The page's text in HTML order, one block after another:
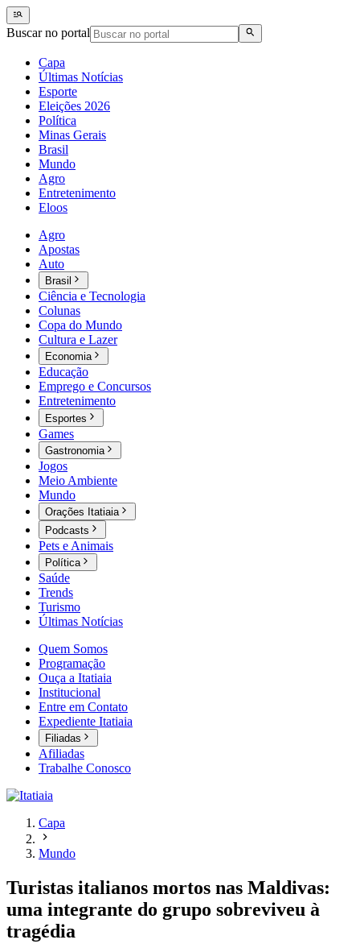
Buscar no portal
Capa
Últimas Notícias
Esporte
Eleições 2026
Política
Minas Gerais
Brasil
Mundo
Agro
Entretenimento
Eloos
Agro
Apostas
Auto
Brasil
Ciência e Tecnologia
Colunas
Copa do Mundo
Cultura e Lazer
Economia
Educação
Emprego e Concursos
Entretenimento
Esportes
Games
Gastronomia
Jogos
Meio Ambiente
Mundo
Orações Itatiaia
Podcasts
Pets e Animais
Política
Saúde
Trends
Turismo
Últimas Notícias
Quem Somos
Programação
Ouça a Itatiaia
Institucional
Entre em Contato
Expediente Itatiaia
Filiadas
Afiliadas
Trabalhe Conosco
Capa
Mundo
Turistas italianos mortos nas Maldivas:
uma integrante do grupo sobreviveu à
tragédia